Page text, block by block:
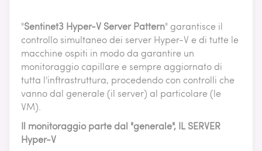
"Sentinet3 Hyper-V Server Pattern" garantisce il
controllo simultaneo dei server Hyper-V e di tutte le
macchine ospiti in modo da garantire un
monitoraggio capillare e sempre aggiornato di
tutta l'inftrastruttura, procedendo con controlli che
vanno dal generale (il server) al particolare (le
VM).
Il monitoraggio parte dal "generale", IL SERVER
Hyper-V